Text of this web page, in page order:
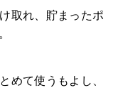
取れ、貯まったポ
めて使うもよし、